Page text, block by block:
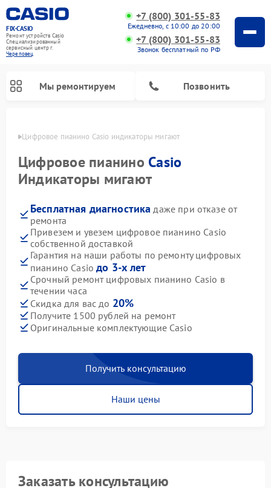
FIX-CASIO
Ремонт устройств Casio
Специализированный
cервисный центр г.
Череповец
+7 (800) 301-55-83
Ежедневно, с 10:00 до 20:00
+7 (800) 301-55-83
Звонок бесплатный по РФ
Мы ремонтируем Позвонить
Цифровое пианино Casio индикаторы мигают
Цифровое пианино Casio
Индикаторы мигают
Бесплатная диагностика даже при отказе от
ремонта
Привезем и увезем цифровое пианино Casio
собственной доставкой
Гарантия на наши работы по ремонту цифровых
пианино Casioдо 3-х лет
Срочный ремонт цифровых пианино Casio в
течении часа
Скидка для вас до 20%
Получите 1500 рублей на ремонт
Оригинальные комплектующие Casio
Получить консультацию
Наши цены
Заказать консультацию